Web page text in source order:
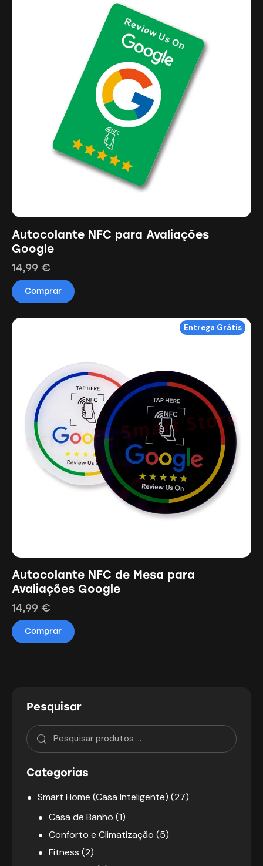
Autocolante NFC para Avaliações
Google
14,99 €
Comprar
Entrega Grátis
Autocolante NFC de Mesa para
Avaliações Google
14,99 €
Comprar
Pesquisar
Categorias
Smart Home (Casa Inteligente) (27)
Casa de Banho (1)
Conforto e Climatização (5)
Fitness (2)